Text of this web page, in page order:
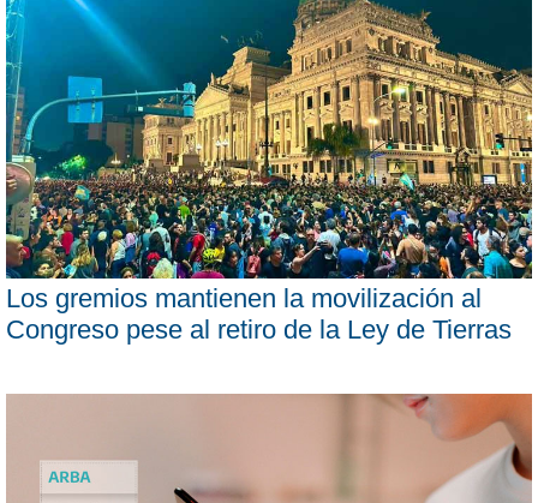
Los gremios mantienen la movilización al
Congreso pese al retiro de la Ley de Tierras